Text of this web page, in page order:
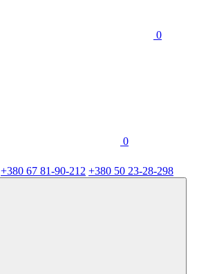
0
0
+380 67 81-90-212 +380 50 23-28-298